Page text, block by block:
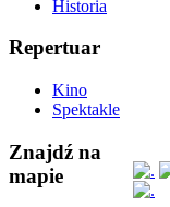
Historia
Repertuar
Kino
Spektakle
Znajdź na
mapie